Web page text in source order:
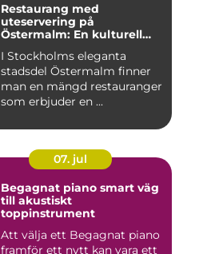
Restaurang med
uteservering på
Östermalm: En kulturell
I Stockholms eleganta
stadsdel Östermalm finner
man en mängd restauranger
som erbjuder en ...
07. jul
Begagnat piano smart väg
till akustiskt
toppinstrument
Att välja ett Begagnat piano
framför ett nytt kan vara ett